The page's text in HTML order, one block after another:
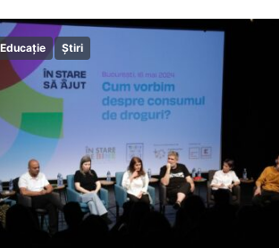
Educație Știri